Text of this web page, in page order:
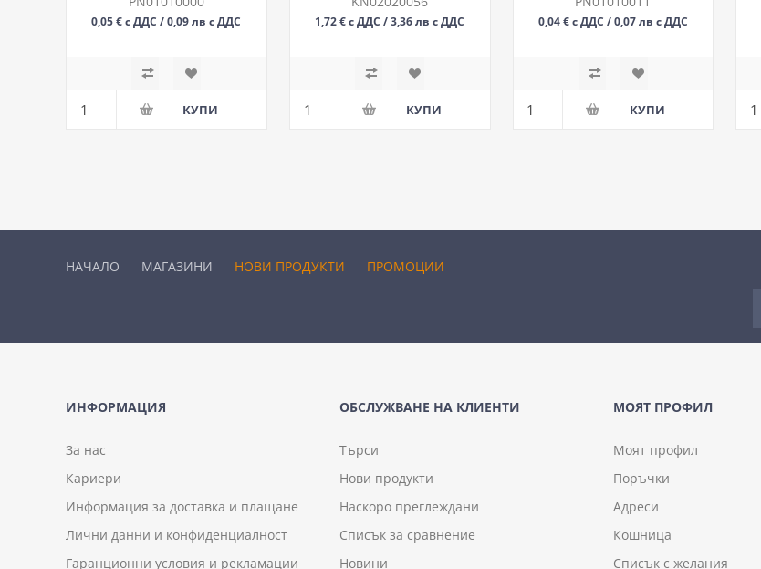
0,05 € с ДДС / 0,09 лв с ДДС 1,72 € с ДДС / 3,36 лв с ДДС 0,04 € с ДДС / 0,07 лв с ДДС
НАЧАЛО МАГАЗИНИ НОВИ ПРОДУКТИ ПРОМОЦИИ
ИНФОРМАЦИЯ
За нас
Кариери
Информация за доставка и плащане
Лични данни и конфиденциалност
Гаранционни условия и рекламации
ОБСЛУЖВАНЕ НА КЛИЕНТИ
Търси
Нови продукти
Наскоро преглеждани
Списък за сравнение
Новини
МОЯТ ПРОФИЛ
Моят профил
Поръчки
Адреси
Кошница
Списък с желания